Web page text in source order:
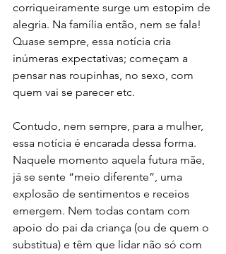
corriqueiramente surge um estopim de
alegria. Na família então, nem se fala!
Quase sempre, essa notícia cria
inúmeras expectativas; começam a
pensar nas roupinhas, no sexo, com
quem vai se parecer etc.
Contudo, nem sempre, para a mulher,
essa notícia é encarada dessa forma.
Naquele momento aquela futura mãe,
já se sente “meio diferente”, uma
explosão de sentimentos e receios
emergem. Nem todas contam com
apoio do pai da criança (ou de quem o
substitua) e têm que lidar não só com